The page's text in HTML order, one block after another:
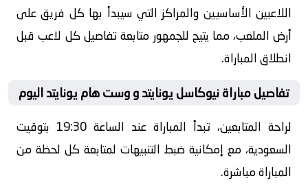
اللاعبين الأساسيين والمراكز التي سيبدأ بها كل فريق على
أرض الملعب، مما يتيح للجمهور متابعة تفاصيل كل لاعب قبل
انطلاق المباراة.
تفاصيل مباراة نيوكاسل يونايتد و وست هام يونايتد اليوم
لراحة المتابعين، تبدأ المباراة عند الساعة 19:30 بتوقيت
السعودية، مع إمكانية ضبط التنبيهات لمتابعة كل لحظة من
المباراة مباشرة.